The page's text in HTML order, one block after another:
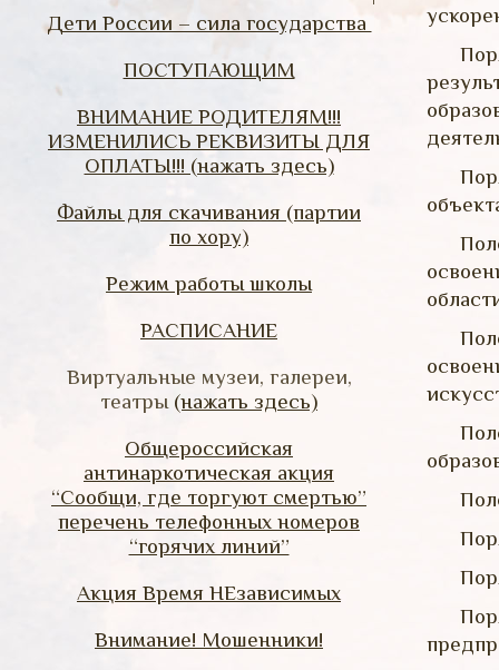
Дети России – сила государства
ПОСТУПАЮЩИМ
ВНИМАНИЕ РОДИТЕЛЯМ!!!
ИЗМЕНИЛИСЬ РЕКВИЗИТЫ ДЛЯ
ОПЛАТЫ!!! (нажать здесь)
Файлы для скачивания (партии
по хору)
Режим работы школы
РАСПИСАНИЕ
Виртуальные музеи, галереи,
театры (нажать здесь)
Общероссийская
антинаркотическая акция
“Сообщи, где торгуют смертью”
перечень телефонных номеров
“горячих линий”
Акция Время НЕзависимых
Внимание! Мошенники!